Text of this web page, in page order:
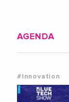
AGENDA
#Innovation